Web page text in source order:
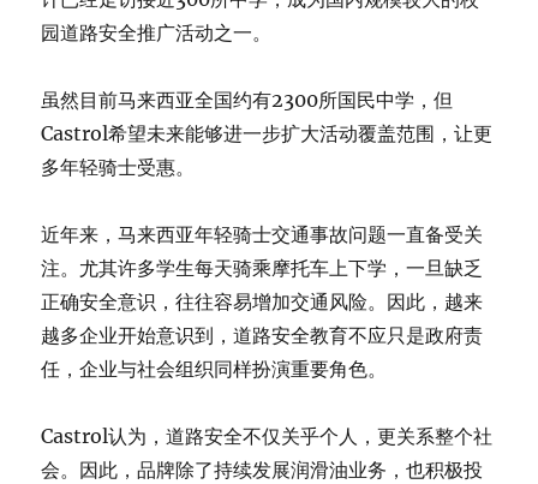
园道路安全推广活动之一。
虽然目前马来西亚全国约有2300所国民中学，但
Castrol希望未来能够进一步扩大活动覆盖范围，让更
多年轻骑士受惠。
近年来，马来西亚年轻骑士交通事故问题一直备受关
注。尤其许多学生每天骑乘摩托车上下学，一旦缺乏
正确安全意识，往往容易增加交通风险。因此，越来
越多企业开始意识到，道路安全教育不应只是政府责
任，企业与社会组织同样扮演重要角色。
Castrol认为，道路安全不仅关乎个人，更关系整个社
会。因此，品牌除了持续发展润滑油业务，也积极投